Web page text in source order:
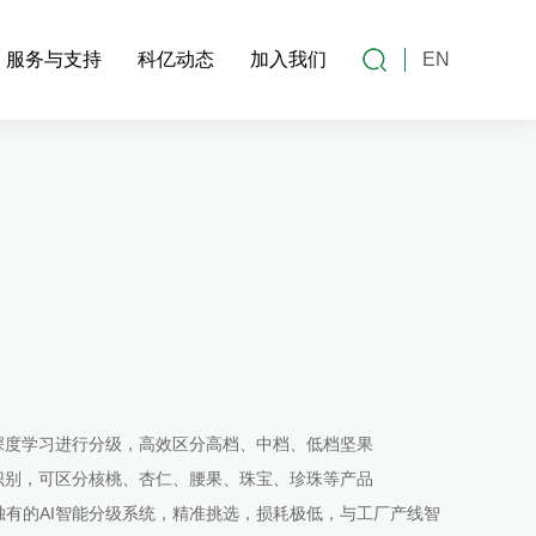
EN
服务与支持 科亿动态 加入我们
学习进行分级，高效区分高档、中档、低档坚果
，可区分核桃、杏仁、腰果、珠宝、珍珠等产品
的AI智能分级系统，精准挑选，损耗极低，与工厂产线智